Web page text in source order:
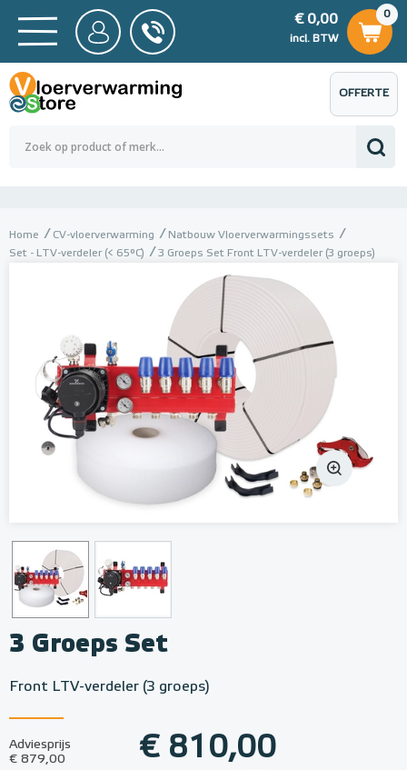
BTW
0,00
0
€ 0,00
incl. BTW
€ 0,00
OFFERTE
AANVRAGEN
Home CV-vloerverwarming
Natbouw Vloerverwarmingssets
Set - LTV-verdeler (< 65°C)
3 Groeps Set Front LTV-verdeler (3 groeps)
3 Groeps Set
Front LTV-verdeler (3 groeps)
Adviesprijs
€ 879,00
€ 810,00